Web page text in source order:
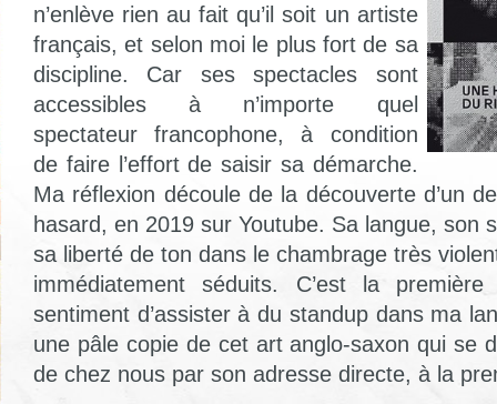
n’enlève rien au fait qu’il soit un artiste
français, et selon moi le plus fort de sa
discipline. Car ses spectacles sont
accessibles à n’importe quel
spectateur francophone, à condition
de faire l’effort de saisir sa démarche.
Ma réflexion découle de la découverte d’un
hasard, en 2019 sur Youtube. Sa langue, son
sa liberté de ton dans le chambrage très
immédiatement séduits. C’est la
sentiment d’assister à du standup dans ma
une pâle copie de cet art anglo-saxon qui se
de chez nous par son adresse directe, à la